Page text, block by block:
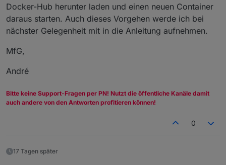
Docker-Hub herunter laden und einen neuen Container
daraus starten. Auch dieses Vorgehen werde ich bei
nächster Gelegenheit mit in die Anleitung aufnehmen.
MfG,
André
Bitte keine Support-Fragen per PN! Nutzt die öffentliche Kanäle damit
auch andere von den Antworten profitieren können!
0
17 Tagen später